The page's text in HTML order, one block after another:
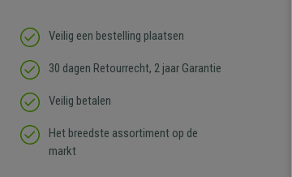
Veilig een bestelling plaatsen
30 dagen Retourrecht, 2 jaar Garantie
Veilig betalen
Het breedste assortiment op de
markt